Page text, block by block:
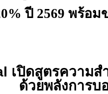
ปี 2569 พร้อ
เปิดสูตรความส
ด้วยพลังการ